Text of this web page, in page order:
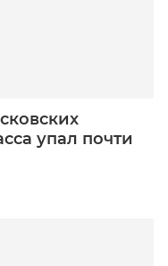
упал почти